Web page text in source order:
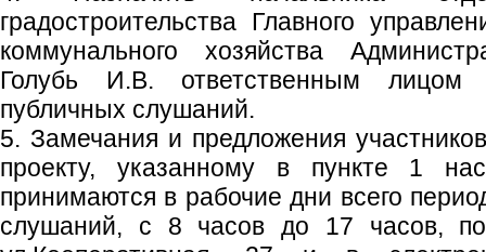
градостроительства Главного
коммунального хозяйства
Голубь И.В. ответственным лицом
публичных слушаний.
5. Замечания и предложения
проекту, указанному в пункте 1
принимаются в рабочие дни всего
слушаний, с 8 часов до 17 часов, по